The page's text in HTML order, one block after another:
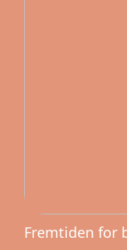
Fremtiden for